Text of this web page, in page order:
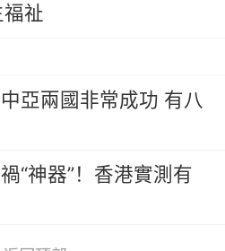
福祉
亞兩國非常成功 有八
“神器”！香港實測有